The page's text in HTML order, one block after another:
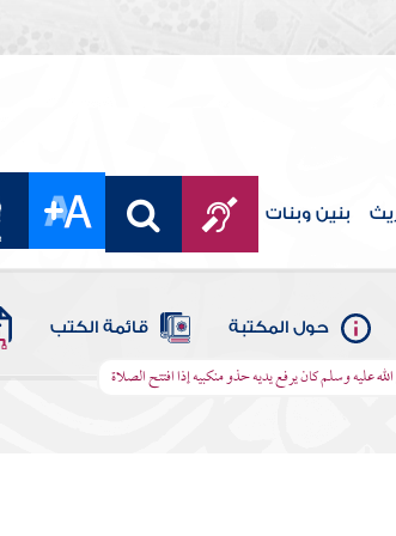
بنين وبنات
حول المكتبة قائمة الكتب
عليه وسلم كان يرفع يديه حذو منكبيه إذا افتتح الصلاة